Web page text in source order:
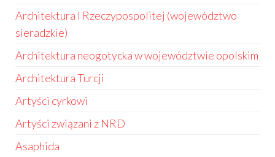
Architektura I Rzeczypospolitej (województwo
sieradzkie)
Architektura neogotycka w województwie opolskim
Architektura Turcji
Artyści cyrkowi
Artyści związani z NRD
Asaphida